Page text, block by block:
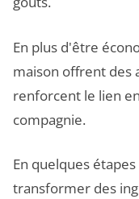
En plus d'être
maison offrent des
renforcent le lien
compagnie.
En quelques
transformer des